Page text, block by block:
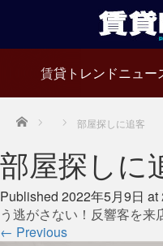
賃貸トレンドニュー
Home 部屋探しに追客
部屋探しに
Published 2022年5月9日 at
う逃がさない！反響客を
← Previous